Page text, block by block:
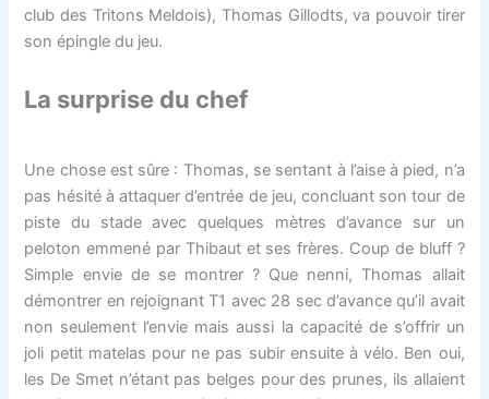
club des Tritons Meldois), Thomas Gillodts, va pouvoir tirer
son épingle du jeu.
La surprise du chef
Une chose est sûre : Thomas, se sentant à l’aise à pied, n’a
pas hésité à attaquer d’entrée de jeu, concluant son tour de
piste du stade avec quelques mètres d’avance sur un
peloton emmené par Thibaut et ses frères. Coup de bluff ?
Simple envie de se montrer ? Que nenni, Thomas allait
démontrer en rejoignant T1 avec 28 sec d’avance qu’il avait
non seulement l’envie mais aussi la capacité de s’offrir un
joli petit matelas pour ne pas subir ensuite à vélo. Ben oui,
les De Smet n’étant pas belges pour des prunes, ils allaient